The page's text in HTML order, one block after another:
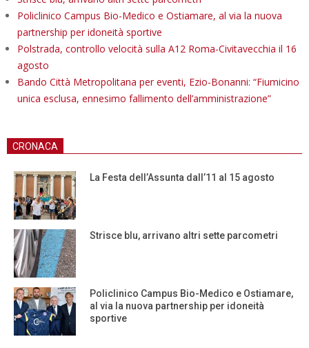
Policlinico Campus Bio-Medico e Ostiamare, al via la nuova
partnership per idoneità sportive
Polstrada, controllo velocità sulla A12 Roma-Civitavecchia il 16
agosto
Bando Città Metropolitana per eventi, Ezio-Bonanni: “Fiumicino
unica esclusa, ennesimo fallimento dell’amministrazione”
CRONACA
La Festa dell’Assunta dall’11 al 15 agosto
Strisce blu, arrivano altri sette parcometri
Policlinico Campus Bio-Medico e Ostiamare,
al via la nuova partnership per idoneità
sportive